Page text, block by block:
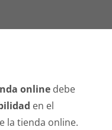
onlinedebe
en el
la tienda online.